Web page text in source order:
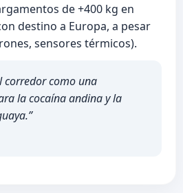
de +400 kg en
destino a Europa, a pesar
sensores térmicos).
corredor como una
la cocaína andina y la